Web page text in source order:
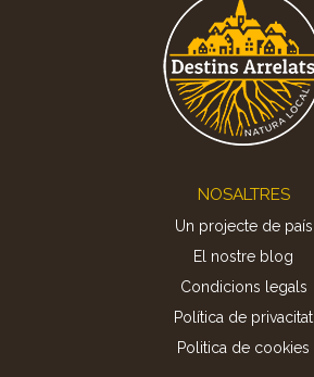
NOSALTRES
Un projecte de país
El nostre blog
Condicions legals
Política de privacitat
Politica de cookies